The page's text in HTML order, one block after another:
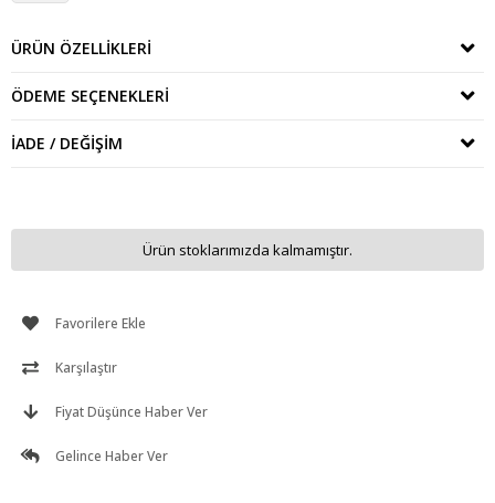
ÜRÜN ÖZELLIKLERI
ÖDEME SEÇENEKLERI
İADE / DEĞIŞIM
Ürün stoklarımızda kalmamıştır.
Favorilere Ekle
Karşılaştır
Fiyat Düşünce Haber Ver
Gelince Haber Ver